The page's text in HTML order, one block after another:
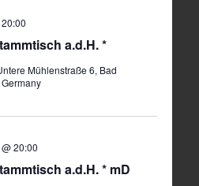
a.d.H. *
Mühlenstraße 6, Bad
a.d.H. * mD
20:00